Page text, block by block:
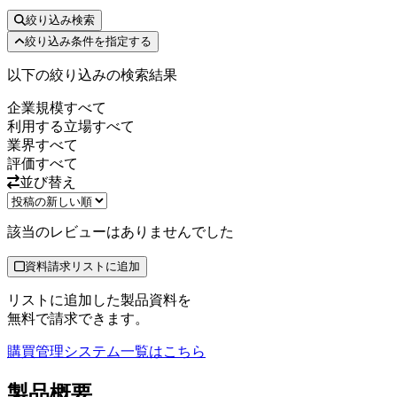
絞り込み検索
絞り込み条件を指定する
以下の絞り込みの検索結果
企業規模すべて
利用する立場すべて
業界すべて
評価すべて
並び替え
該当のレビューはありませんでした
資料請求リストに追加
リストに追加した製品資料を
無料で請求できます。
購買管理システム一覧はこちら